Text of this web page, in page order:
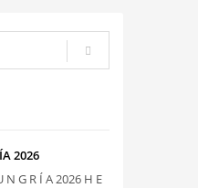
2026
G R Í A 2026 H E